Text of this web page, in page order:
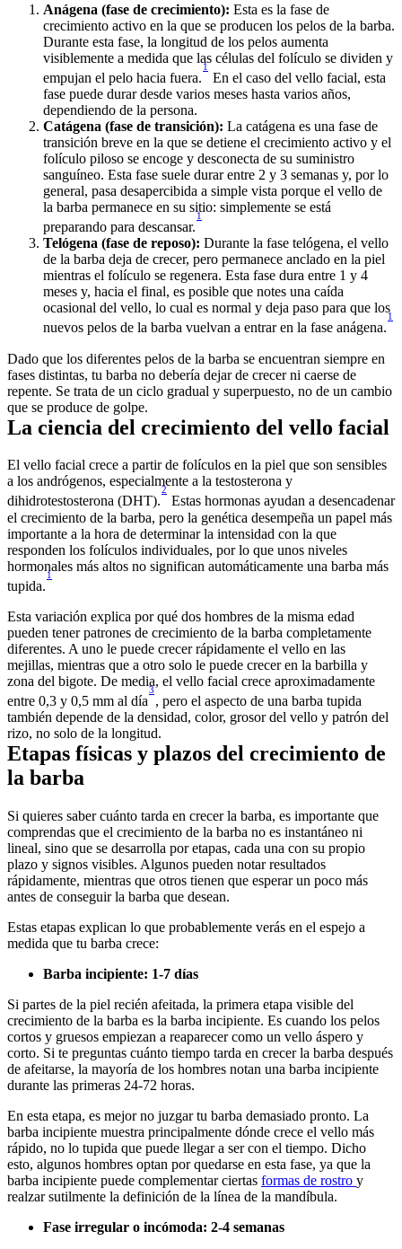
Anágena (fase de crecimiento): Esta es la fase de
crecimiento activo en la que se producen los pelos de la barba.
Durante esta fase, la longitud de los pelos aumenta
visiblemente a medida que las células del folículo se dividen y
empujan el pelo hacia fuera.
1
En el caso del vello facial, esta
fase puede durar desde varios meses hasta varios años,
dependiendo de la persona.
Catágena (fase de transición): La catágena es una fase de
transición breve en la que se detiene el crecimiento activo y el
folículo piloso se encoge y desconecta de su suministro
sanguíneo. Esta fase suele durar entre 2 y 3 semanas y, por lo
general, pasa desapercibida a simple vista porque el vello de
la barba permanece en su sitio: simplemente se está
preparando para descansar.
1
Telógena (fase de reposo): Durante la fase telógena, el vello
de la barba deja de crecer, pero permanece anclado en la piel
mientras el folículo se regenera. Esta fase dura entre 1 y 4
meses y, hacia el final, es posible que notes una caída
ocasional del vello, lo cual es normal y deja paso para que los
nuevos pelos de la barba vuelvan a entrar en la fase anágena.
1
Dado que los diferentes pelos de la barba se encuentran siempre en
fases distintas, tu barba no debería dejar de crecer ni caerse de
repente. Se trata de un ciclo gradual y superpuesto, no de un cambio
que se produce de golpe.
La ciencia del crecimiento del vello facial
El vello facial crece a partir de folículos en la piel que son sensibles
a los andrógenos, especialmente a la testosterona y
dihidrotestosterona (DHT).
2
Estas hormonas ayudan a desencadenar
el crecimiento de la barba, pero la genética desempeña un papel más
importante a la hora de determinar la intensidad con la que
responden los folículos individuales, por lo que unos niveles
hormonales más altos no significan automáticamente una barba más
tupida.
1
Esta variación explica por qué dos hombres de la misma edad
pueden tener patrones de crecimiento de la barba completamente
diferentes. A uno le puede crecer rápidamente el vello en las
mejillas, mientras que a otro solo le puede crecer en la barbilla y
zona del bigote. De media, el vello facial crece aproximadamente
entre 0,3 y 0,5 mm al día
3
, pero el aspecto de una barba tupida
también depende de la densidad, color, grosor del vello y patrón del
rizo, no solo de la longitud.
Etapas físicas y plazos del crecimiento de
la barba
Si quieres saber cuánto tarda en crecer la barba, es importante que
comprendas que el crecimiento de la barba no es instantáneo ni
lineal, sino que se desarrolla por etapas, cada una con su propio
plazo y signos visibles. Algunos pueden notar resultados
rápidamente, mientras que otros tienen que esperar un poco más
antes de conseguir la barba que desean.
Estas etapas explican lo que probablemente verás en el espejo a
medida que tu barba crece:
Barba incipiente: 1-7 días
Si partes de la piel recién afeitada, la primera etapa visible del
crecimiento de la barba es la barba incipiente. Es cuando los pelos
cortos y gruesos empiezan a reaparecer como un vello áspero y
corto. Si te preguntas cuánto tiempo tarda en crecer la barba después
de afeitarse, la mayoría de los hombres notan una barba incipiente
durante las primeras 24-72 horas.
En esta etapa, es mejor no juzgar tu barba demasiado pronto. La
barba incipiente muestra principalmente dónde crece el vello más
rápido, no lo tupida que puede llegar a ser con el tiempo. Dicho
esto, algunos hombres optan por quedarse en esta fase, ya que la
barba incipiente puede complementar ciertas formas de rostro y
realzar sutilmente la definición de la línea de la mandíbula.
Fase irregular o incómoda: 2-4 semanas